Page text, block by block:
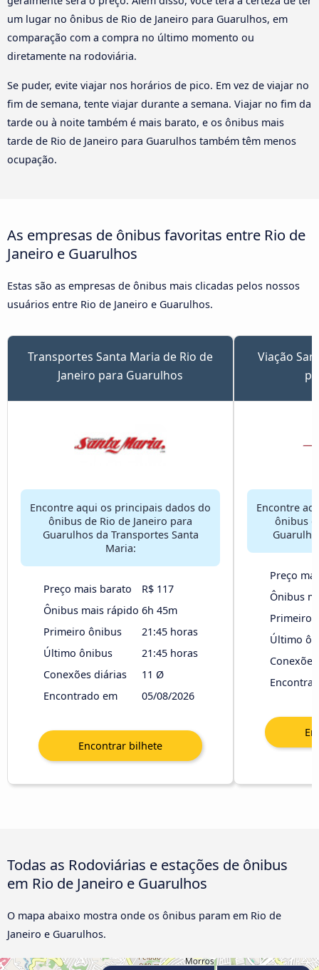
um lugar no ônibus de Rio de Janeiro para Guarulhos, em
comparação com a compra no último momento ou
diretamente na rodoviária.
Se puder, evite viajar nos horários de pico. Em vez de viajar no
fim de semana, tente viajar durante a semana. Viajar no fim da
tarde ou à noite também é mais barato, e os ônibus mais
tarde de Rio de Janeiro para Guarulhos também têm menos
ocupação.
As empresas de ônibus favoritas entre Rio de
Janeiro e Guarulhos
Estas são as empresas de ônibus mais clicadas pelos nossos
usuários entre Rio de Janeiro e Guarulhos.
Transportes Santa Maria de Rio de
Janeiro para Guarulhos
Encontre aqui os principais dados do
ônibus de Rio de Janeiro para
Guarulhos da Transportes Santa
Maria:
Preço mais barato
R$ 117
Ônibus mais rápido 6h 45m
Primeiro ônibus
21:45 horas
Último ônibus
21:45 horas
Conexões diárias
11 Ø
Encontrado em
05/08/2026
Viação
Encontre
ônibus
Preço
Ônibus
Primeiro
Último
Todas as Rodoviárias e estações de ônibus
em Rio de Janeiro e Guarulhos
O mapa abaixo mostra onde os ônibus param em Rio de
Janeiro e Guarulhos.